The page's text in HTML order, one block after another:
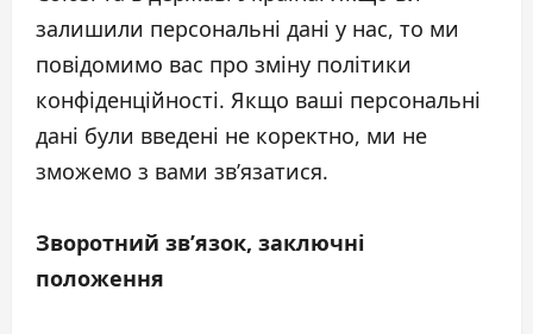
залишили персональні дані у нас, то ми
повідомимо вас про зміну політики
конфіденційності. Якщо ваші персональні
дані були введені не коректно, ми не
зможемо з вами зв’язатися.
Зворотний зв’язок, заключні
положення